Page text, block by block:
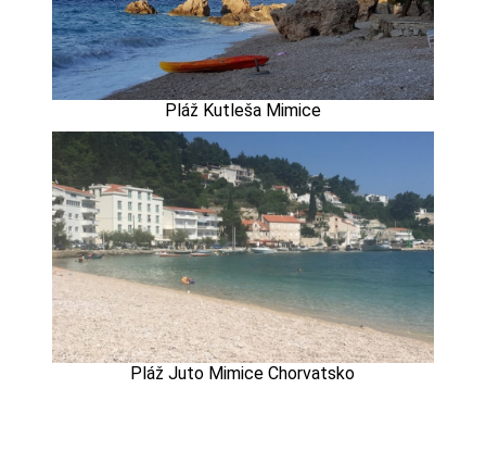
Pláž Kutleša Mimice
Pláž Juto Mimice Chorvatsko